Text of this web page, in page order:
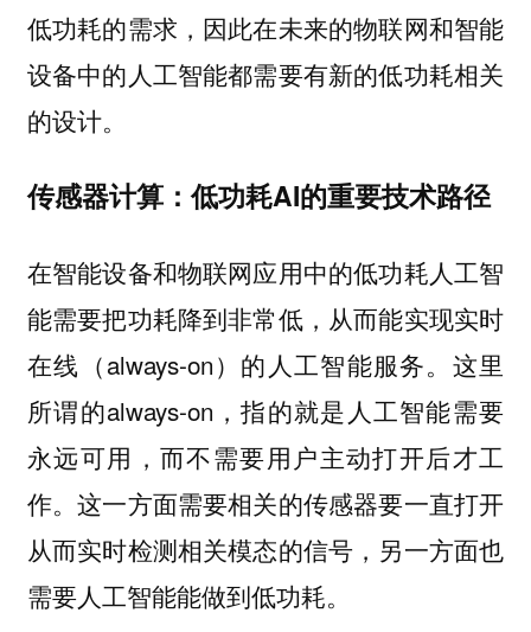
低功耗的需求，因此在未来的物联网和智能
设备中的人工智能都需要有新的低功耗相关
的设计。
传感器计算：低功耗AI的重要技术路径
在智能设备和物联网应用中的低功耗人工智
能需要把功耗降到非常低，从而能实现实时
在线（always-on）的人工智能服务。这里
所谓的always-on，指的就是人工智能需要
永远可用，而不需要用户主动打开后才工
作。这一方面需要相关的传感器要一直打开
从而实时检测相关模态的信号，另一方面也
需要人工智能能做到低功耗。